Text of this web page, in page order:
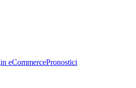
eCommercePronostici